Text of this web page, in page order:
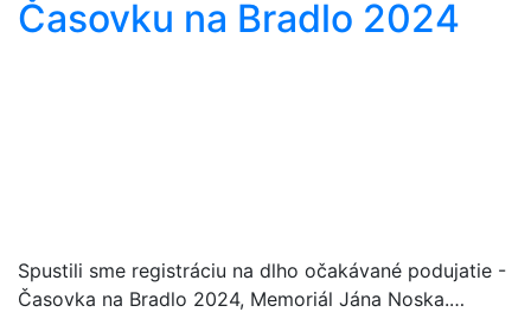
Časovku na Bradlo 2024
Spustili sme registráciu na dlho očakávané podujatie -
Časovka na Bradlo 2024, Memoriál Jána Noska.…